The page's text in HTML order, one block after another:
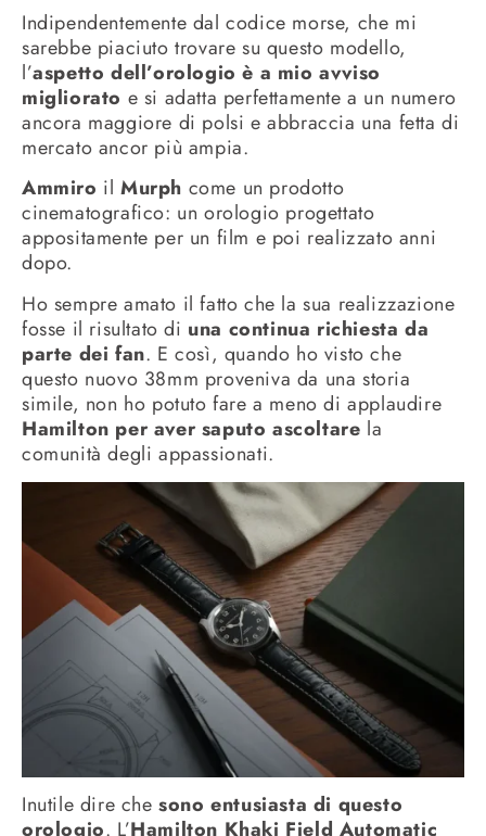
Indipendentemente dal codice morse, che mi
sarebbe piaciuto trovare su questo modello,
l’aspetto dell’orologio è a mio avviso
migliorato e si adatta perfettamente a un numero
ancora maggiore di polsi e abbraccia una fetta di
mercato ancor più ampia.
Ammiro ilMurph come un prodotto
cinematografico: un orologio progettato
appositamente per un film e poi realizzato anni
dopo.
Ho sempre amato il fatto che la sua realizzazione
fosse il risultato di una continua richiesta da
parte dei fan. E così, quando ho visto che
questo nuovo 38mm proveniva da una storia
simile, non ho potuto fare a meno di applaudire
Hamilton per aver saputo ascoltare la
comunità degli appassionati.
Inutile dire chesono entusiasta di questo
orologio. L’Hamilton Khaki Field Automatic